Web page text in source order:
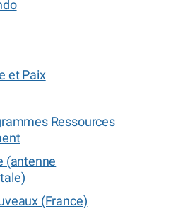
et Paix
Ressources
(antenne
(France)